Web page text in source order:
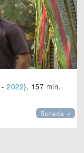
-2022), 157 min.
Scheda »